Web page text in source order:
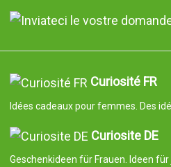
Curiosité FR
Idées cadeaux pour femmes. Des
Curiosite DE
Geschenkideen für Frauen. Ideen für